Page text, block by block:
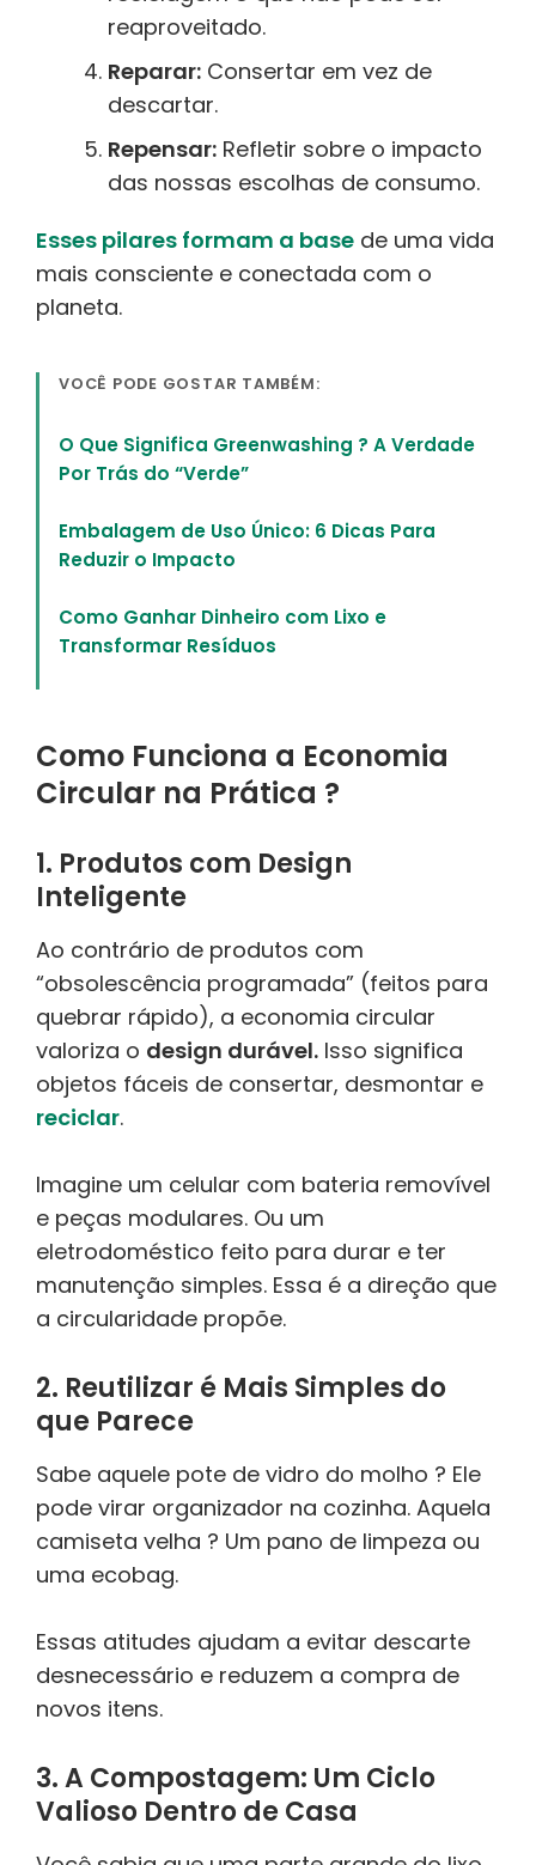
reaproveitado.
Reparar: Consertar em vez de
descartar.
Repensar: Refletir sobre o impacto
das nossas escolhas de consumo.
Esses pilares formam a base de uma vida
mais consciente e conectada com o
planeta.
VOCÊ PODE GOSTAR TAMBÉM:
O Que Significa Greenwashing ? A Verdade
Por Trás do “Verde”
Embalagem de Uso Único: 6 Dicas Para
Reduzir o Impacto
Como Ganhar Dinheiro com Lixo e
Transformar Resíduos
Como Funciona a Economia
Circular na Prática ?
1. Produtos com Design
Inteligente
Ao contrário de produtos com
“obsolescência programada” (feitos para
quebrar rápido), a economia circular
valoriza o design durável. Isso significa
objetos fáceis de consertar, desmontar e
reciclar.
Imagine um celular com bateria removível
e peças modulares. Ou um
eletrodoméstico feito para durar e ter
manutenção simples. Essa é a direção que
a circularidade propõe.
2. Reutilizar é Mais Simples do
que Parece
Sabe aquele pote de vidro do molho ? Ele
pode virar organizador na cozinha. Aquela
camiseta velha ? Um pano de limpeza ou
uma ecobag.
Essas atitudes ajudam a evitar descarte
desnecessário e reduzem a compra de
novos itens.
3. A Compostagem: Um Ciclo
Valioso Dentro de Casa